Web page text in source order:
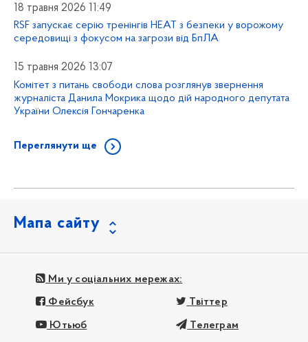
18 травня 2026 11:49
RSF запускає серію тренінгів HEAT з безпеки у ворожому
середовищі з фокусом на загрози від БпЛА
15 травня 2026 13:07
Комітет з питань свободи слова розглянув звернення
журналіста Данила Мокрика щодо дій народного депутата
України Олексія Гончаренка
Переглянути ще
Мапа сайту
Ми у соціальних мережах:
Фейсбук Твіттер
Ютьюб Телеграм